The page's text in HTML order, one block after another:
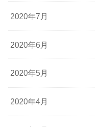
2020年7月
2020年6月
2020年5月
2020年4月